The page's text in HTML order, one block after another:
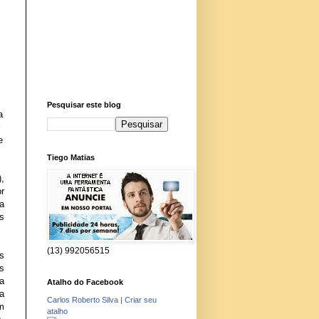
Pesquisar este blog
Tiego Matias
(13) 992056515
Atalho do Facebook
Carlos Roberto Silva | Criar seu
atalho